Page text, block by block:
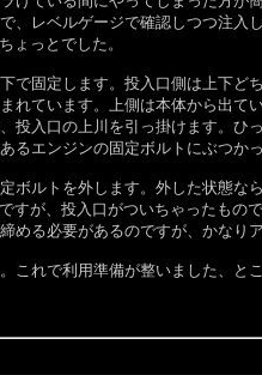
、レベルゲージで確認しつつ注入
ょっとでした。
で固定します。投入口側は上下ど
れています。上側は本体から出て
投入口の上川を引っ掛けます。ひ
るエンジンの固定ボルトにぶつか
ボルトを外します。外した状態な
すが、投入口がついちゃったもの
める必要があるのですが、かなり
れで利用準備が整いました、と